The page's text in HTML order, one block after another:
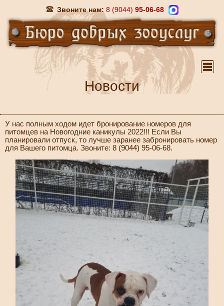
Звоните нам: 8 (9044) 95-06-68
Новости
У нас полным ходом идет бронирование номеров для
питомцев на Новогодние каникулы 2022!!! Если Вы
планировали отпуск, то лучше заранее забронировать номер
для Вашего питомца. Звоните: 8 (9044) 95-06-68.